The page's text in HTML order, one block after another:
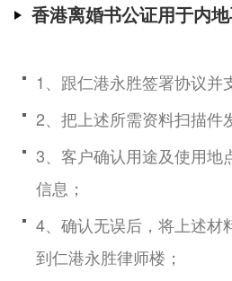
香港离婚书公证用于内
1、跟仁港永胜签署协议并
2、把上述所需资料扫描件
3、客户确认用途及使用地
信息；
4、确认无误后，将上述材
到仁港永胜律师楼；